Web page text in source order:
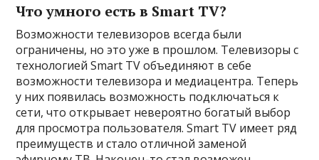
Что умного есть в Smart TV?
Возможности телевизоров всегда были
ограничены, но это уже в прошлом. Телевизоры с
технологией Smart TV объединяют в себе
возможности телевизора и медиацентра. Теперь
у них появилась возможность подключаться к
сети, что открывает невероятно богатый выбор
для просмотра пользователя. Smart TV имеет ряд
преимуществ и стало отличной заменой